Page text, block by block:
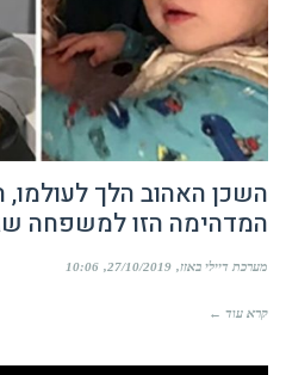
השכן האהוב הלך
המדהימה הזו למשפחה
מערכת דיילי באזז 27/10/2019
10:06
קרא עוד ←